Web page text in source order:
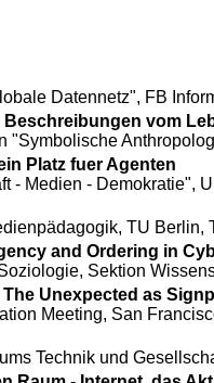
Datennetz", FB
vom
"Symbolische
Platz fuer Agenten
- Medien - Demokratie",
TU Berlin,
and Ordering in
Sektion
Unexpected as
Meeting, San
Technik und